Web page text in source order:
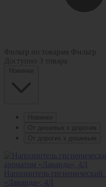
Фильтр по товарам Фильтр
Доступно 3 товара
Новинки
Новинки
От дешевых к дорогим
От дорогих к дешевым
Наполнитель
«Лаванда», 4Л